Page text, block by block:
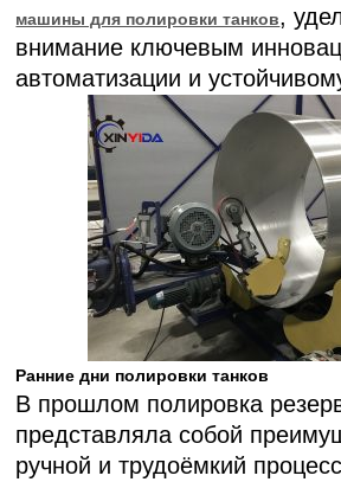
машины для полировки танков,
внимание ключевым
автоматизации и
Ранние дни полировки танков
В прошлом полировка
представляла собой
ручной и трудоёмкий